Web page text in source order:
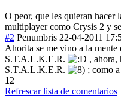
O peor, que les quieran hacer
multiplayer como Crysis 2 y
#2 Penumbris 22-04-2011
Ahorita se me vino a la
S.T.A.L.K.E.R.
, ahora,
S.T.A.L.K.E.R.
; como
12
Refrescar lista de comentarios